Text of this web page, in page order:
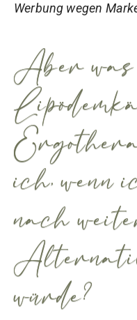
Werbung wegen
Aber
ich, wenn
nach
würde?